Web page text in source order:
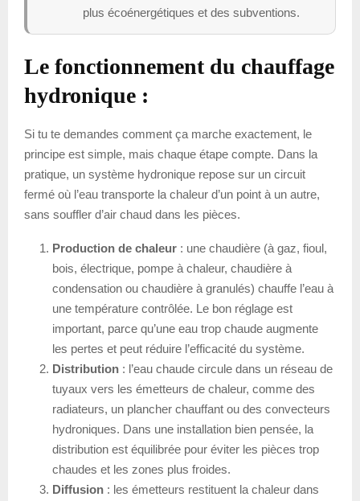
plus écoénergétiques et des subventions.
Le fonctionnement du chauffage
hydronique :
Si tu te demandes comment ça marche exactement, le
principe est simple, mais chaque étape compte. Dans la
pratique, un système hydronique repose sur un circuit
fermé où l’eau transporte la chaleur d’un point à un autre,
sans souffler d’air chaud dans les pièces.
Production de chaleur : une chaudière (à gaz, fioul,
bois, électrique, pompe à chaleur, chaudière à
condensation ou chaudière à granulés) chauffe l’eau à
une température contrôlée. Le bon réglage est
important, parce qu’une eau trop chaude augmente
les pertes et peut réduire l’efficacité du système.
Distribution : l’eau chaude circule dans un réseau de
tuyaux vers les émetteurs de chaleur, comme des
radiateurs, un plancher chauffant ou des convecteurs
hydroniques. Dans une installation bien pensée, la
distribution est équilibrée pour éviter les pièces trop
chaudes et les zones plus froides.
Diffusion : les émetteurs restituent la chaleur dans